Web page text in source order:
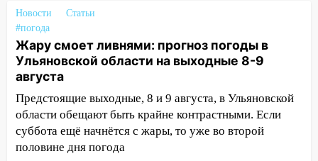
16:51
В Чердаклинском районе
ремонтируют дороги, ставят остановки
и проводят новое освещение
16:35 В Ульяновске установили ещё
девять бункеров для крупногабаритного
мусора
16:26 В Ульяновске бесплатно покажут
матч «Волги» под открытым небом
Новости
Статьи
#погода
Жару смоет ливнями: прогноз погоды в
Ульяновской области на выходные 8-9
августа
Предстоящие выходные, 8 и 9 августа, в Ульяновской
области обещают быть крайне контрастными. Если
суббота ещё начнётся с жары, то уже во второй
половине дня погода